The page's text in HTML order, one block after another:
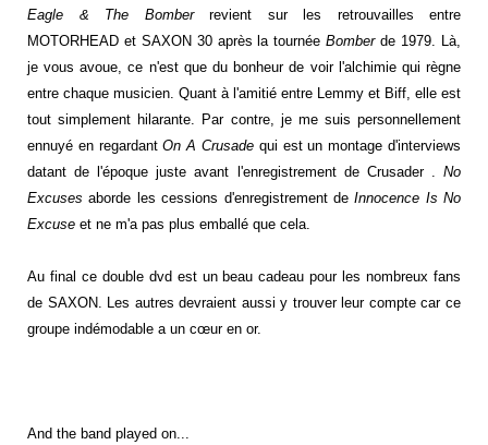
Eagle & The
Bomberrevient sur les retrouvailles entre
MOTORHEAD et SAXON 30 après la tournéeBomberde 1979. Là,
je vous avoue, ce n'est que du bonheur de voir l'alchimie qui règne
entre chaque musicien. Quant à l'amitié entre Lemmy et Biff, elle est
tout simplement hilarante. Par contre, je me suis personnellement
ennuyé en regardantOn A Crusade qui est un montage d'interviews
datant de l'époque juste avant l'enregistrement de Crusader . No
Excuses aborde les cessions d'enregistrement deInnocence Is No
Excuse et ne m'a pas plus emballé que cela.
Au final ce double dvd est un beau cadeau pour les nombreux fans
de SAXON. Les autres devraient aussi y trouver leur compte car ce
groupe indémodable a un cœur en or.
And the band played on...